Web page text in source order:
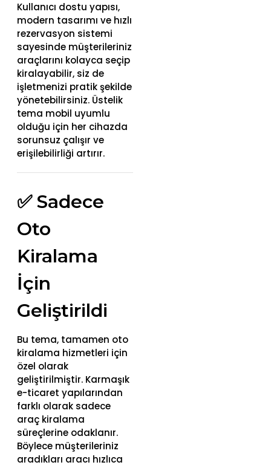
Kullanıcı dostu yapısı,
modern tasarımı ve hızlı
rezervasyon sistemi
sayesinde müşterileriniz
araçlarını kolayca seçip
kiralayabilir, siz de
işletmenizi pratik şekilde
yönetebilirsiniz. Üstelik
tema mobil uyumlu
olduğu için her cihazda
sorunsuz çalışır ve
erişilebilirliği artırır.
✅ Sadece
Oto
Kiralama
İçin
Geliştirildi
Bu tema, tamamen oto
kiralama hizmetleri için
özel olarak
geliştirilmiştir. Karmaşık
e-ticaret yapılarından
farklı olarak sadece
araç kiralama
süreçlerine odaklanır.
Böylece müşterileriniz
aradıkları aracı hızlıca